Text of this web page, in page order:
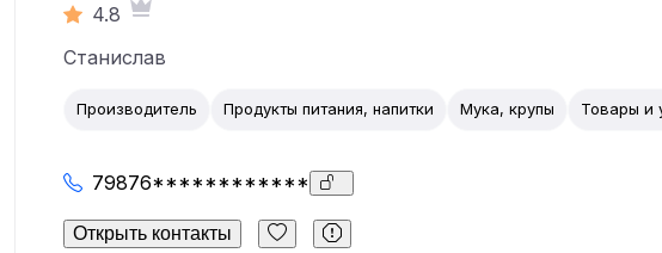
4.8
Станислав
Производитель Продукты питания, напитки Мука, крупы Товары и
79876************
Открыть контакты